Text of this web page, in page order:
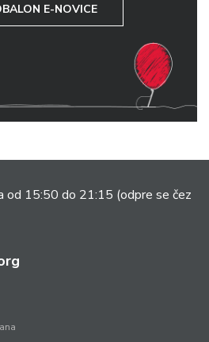
E-NOVICE
od 15:50 do 21:15 (odpre se čez